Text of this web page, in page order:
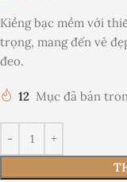
Kiềng bạc mềm với
trọng, mang đến vẻ
đeo.
12 Mục đã bán